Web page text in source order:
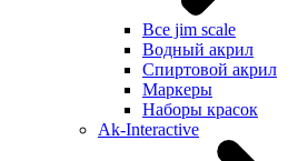
Все jim scale
Водный акрил
Спиртовой акрил
Маркеры
Наборы красок
Ak-Interactive